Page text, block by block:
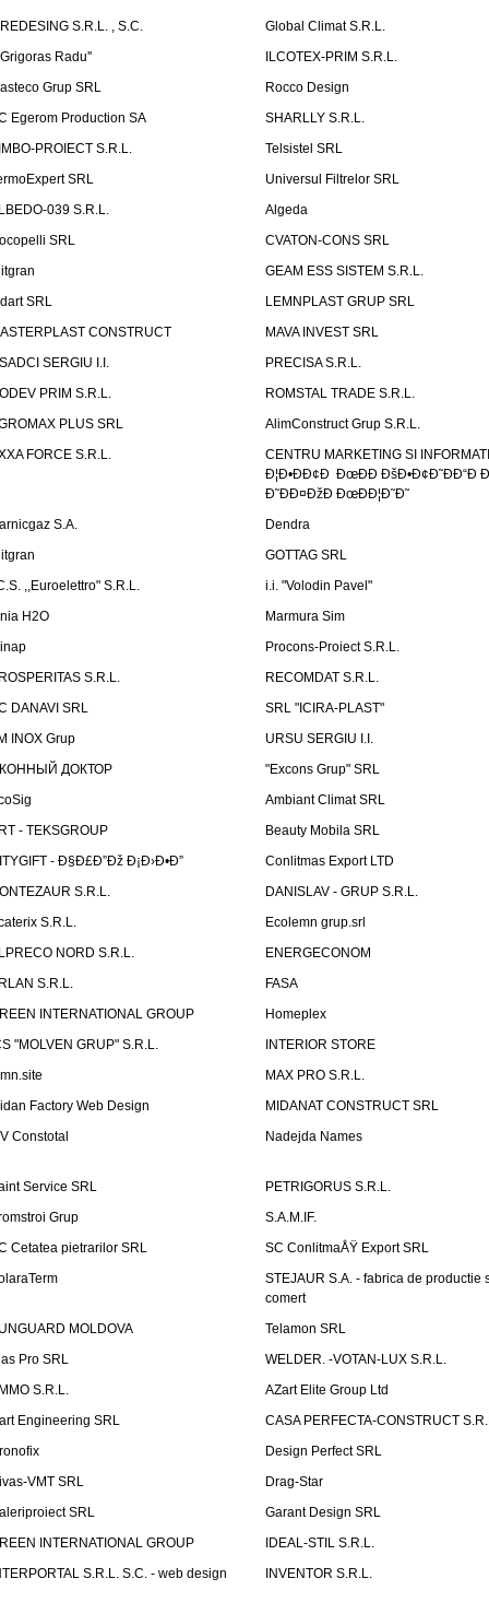
S.R.L. , S.C.
Global Climat S.R.L.
Radu''
ILCOTEX-PRIM S.R.L.
Grup SRL
Rocco Design
Egerom Production SA
SHARLLY S.R.L.
PROIECT S.R.L.
Telsistel SRL
SRL
Universul Filtrelor SRL
039 S.R.L.
Algeda
SRL
CVATON-CONS SRL
GEAM ESS SISTEM S.R.L.
SRL
LEMNPLAST GRUP SRL
CONSTRUCT
MAVA INVEST SRL
SERGIU I.I.
PRECISA S.R.L.
PRIM S.R.L.
ROMSTAL TRADE S.R.L.
PLUS SRL
AlimConstruct Grup S.R.L.
FORCE S.R.L.
CENTRU MARKETING SI
Ð¦Ð•ÐÐ¢Ð ÐœÐÐ ÐšÐ•Ð¢Ð˜ÐÐ“Ð
Ð˜ÐÐ¤ÐžÐ ÐœÐÐ¦Ð˜Ð˜
S.A.
Dendra
GOTTAG SRL
,,Euroelettro" S.R.L.
i.i. "Volodin Pavel"
H2O
Marmura Sim
Procons-Proiect S.R.L.
S.R.L.
RECOMDAT S.R.L.
DANAVI SRL
SRL "ICIRA-PLAST"
INOX Grup
URSU SERGIU I.I.
ДОКТОР
"Excons Grup" SRL
Ambiant Climat SRL
- TEKSGROUP
Beauty Mobila SRL
- Ð§Ð£Ð”Ðž Ð¡Ð›Ð•Ð”
Conlitmas Export LTD
S.R.L.
DANISLAV - GRUP S.R.L.
S.R.L.
Ecolemn grup.srl
NORD S.R.L.
ENERGECONOM
S.R.L.
FASA
INTERNATIONAL GROUP
Homeplex
"MOLVEN GRUP" S.R.L.
INTERIOR STORE
MAX PRO S.R.L.
Factory Web Design
MIDANAT CONSTRUCT SRL
Constotal
Nadejda Names
Service SRL
PETRIGORUS S.R.L.
Grup
S.A.M.IF.
Cetatea pietrarilor SRL
SC ConlitmaÅŸ Export SRL
STEJAUR S.A. - fabrica de productie
comert
MOLDOVA
Telamon SRL
Pro SRL
WELDER. -VOTAN-LUX S.R.L.
S.R.L.
AZart Elite Group Ltd
Engineering SRL
CASA PERFECTA-CONSTRUCT
Design Perfect SRL
VMT SRL
Drag-Star
SRL
Garant Design SRL
INTERNATIONAL GROUP
IDEAL-STIL S.R.L.
S.R.L. S.C. - web design
INVENTOR S.R.L.